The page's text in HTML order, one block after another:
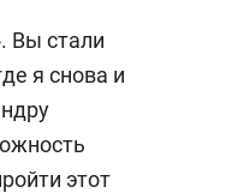
Вы стали
я снова и
этот
шестая